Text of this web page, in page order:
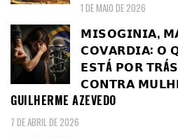
1 DE MAIO DE 2026
𝗠𝗜𝗦𝗢𝗚𝗜𝗡𝗜𝗔,
𝗖𝗢𝗩𝗔𝗥𝗗𝗜𝗔: 𝗢
𝗘𝗦𝗧Á 𝗣𝗢𝗥
𝗖𝗢𝗡𝗧𝗥𝗔
GUILHERME AZEVEDO
7 DE ABRIL DE 2026